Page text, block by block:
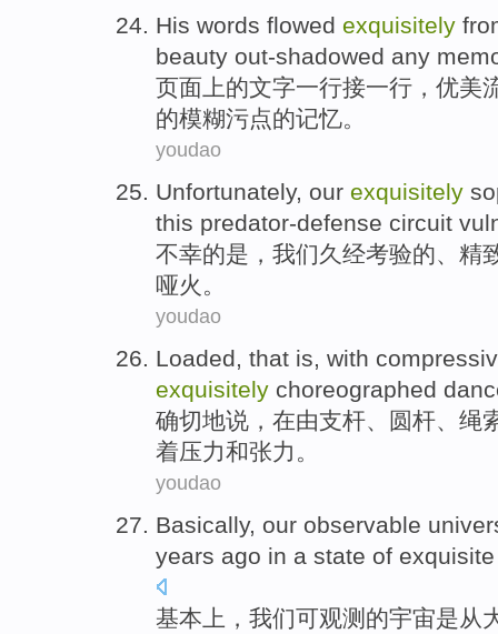
His words flowed exquisitely
beauty out-shadowed any
页面上的文字一行接一行，优美
的模糊污点的记忆。
youdao
Unfortunately, our exquisitely
this predator-defense circuit
不幸的是， 我们久经考验的、 精
哑火 。
youdao
Loaded, that is, with
exquisitely choreographed
确切地说 ， 在由支杆、圆杆、 绳
着压力和张力 。
youdao
Basically, our observable
years ago in a state of exquisite
基本上 ， 我们可观测 的宇宙是从